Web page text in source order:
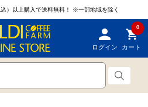
）以上購入で送料無料！ ※一部地域を除く
ログイン
0
カート